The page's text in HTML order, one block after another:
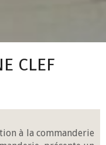
CLEF
à la commanderie